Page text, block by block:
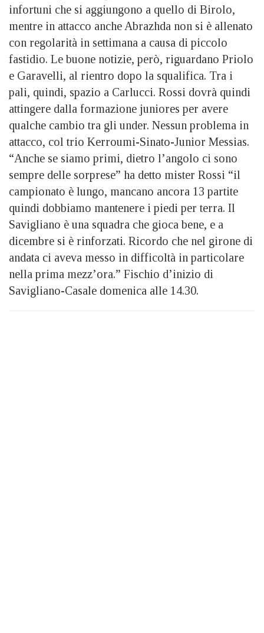
infortuni che si aggiungono a quello di Birolo,
mentre in attacco anche Abrazhda non si è allenato
con regolarità in settimana a causa di piccolo
fastidio. Le buone notizie, però, riguardano Priolo
e Garavelli, al rientro dopo la squalifica. Tra i
pali, quindi, spazio a Carlucci. Rossi dovrà quindi
attingere dalla formazione juniores per avere
qualche cambio tra gli under. Nessun problema in
attacco, col trio Kerroumi-Sinato-Junior Messias.
“Anche se siamo primi, dietro l’angolo ci sono
sempre delle sorprese” ha detto mister Rossi “il
campionato è lungo, mancano ancora 13 partite
quindi dobbiamo mantenere i piedi per terra. Il
Savigliano è una squadra che gioca bene, e a
dicembre si è rinforzati. Ricordo che nel girone di
andata ci aveva messo in difficoltà in particolare
nella prima mezz’ora.” Fischio d’inizio di
Savigliano-Casale domenica alle 14.30.